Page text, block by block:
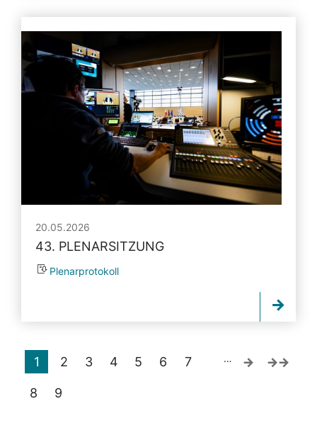
20.05.2026
43. PLENARSITZUNG
Plenarprotokoll
1 2 3 4 5 6 7
8 9
…